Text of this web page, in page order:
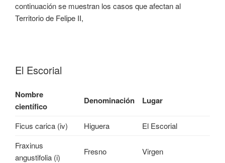
continuación se muestran los casos que afectan al
Territorio de Felipe II,
El Escorial
Nombre
científico
Denominación Lugar
Ficus carica (iv) Higuera
El Escorial
Fraxinus
angustifolia (i)
Fresno Virgen